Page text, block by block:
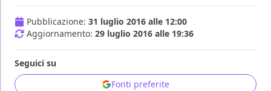
Pubblicazione: 31 luglio 2016 alle 12:00
Aggiornamento: 29 luglio 2016 alle 19:36
Seguici su
Fonti preferite